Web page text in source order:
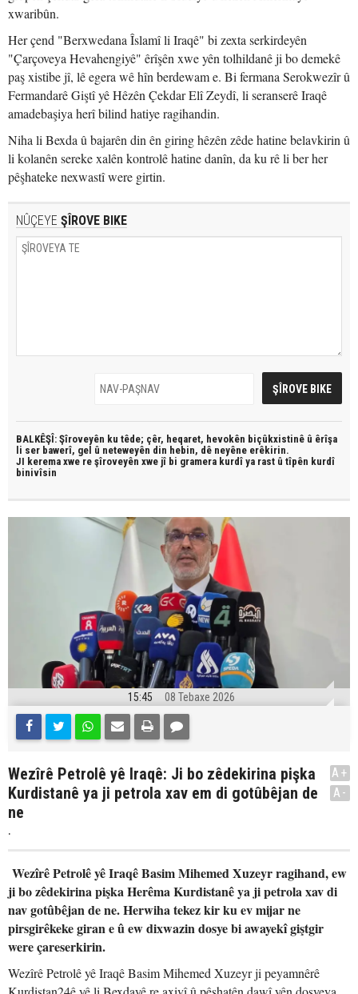
xwaribûn.
Her çend "Berxwedana Îslamî li Iraqê" bi zexta serkirdeyên
"Çarçoveya Hevahengiyê" êrîşên xwe yên tolhildanê ji bo demekê
paş xistibe jî, lê egera wê hîn berdewam e. Bi fermana Serokwezîr û
Fermandarê Giştî yê Hêzên Çekdar Elî Zeydî, li seranserê Iraqê
amadebaşiya herî bilind hatiye ragihandin.
Niha li Bexda û bajarên din ên giring hêzên zêde hatine belavkirin û
li kolanên sereke xalên kontrolê hatine danîn, da ku rê li ber her
pêşhateke nexwastî were girtin.
NÛÇEYE ŞÎROVE BIKE
BALKÊŞÎ: Şîroveyên ku têde; çêr, heqaret, hevokên biçûkxistinê û êrîşa
li ser bawerî, gel û neteweyên din hebin, dê neyêne erêkirin.
JI kerema xwe re şîroveyên xwe jî bi gramera kurdî ya rast û tîpên kurdî
binivîsin
15:45 08 Tebaxe 2026
Wezîrê Petrolê yê Iraqê: Ji bo zêdekirina pişka
Kurdistanê ya ji petrola xav em di gotûbêjan de
ne
.
A+
A-
Wezîrê Petrolê yê Iraqê Basim Mihemed Xuzeyr ragihand, ew
ji bo zêdekirina pişka Herêma Kurdistanê ya ji petrola xav di
nav gotûbêjan de ne. Herwiha tekez kir ku ev mijar ne
pirsgirêkeke giran e û ew dixwazin dosye bi awayekî giştgir
were çareserkirin.
Wezîrê Petrolê yê Iraqê Basim Mihemed Xuzeyr ji peyamnêrê